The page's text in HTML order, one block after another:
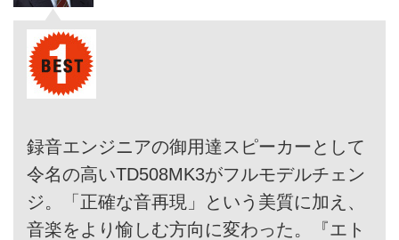
録音エンジニアの御用達スピーカーとして
令名の高いTD508MK3がフルモデルチェン
ジ。「正確な音再現」という美質に加え、
音楽をより愉しむ方向に変わった。『エト